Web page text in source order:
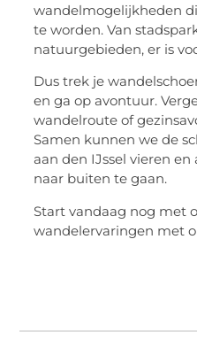
wandelmogelijkheden
te worden. Van
natuurgebieden, er is
Dus trek je
en ga op avontuur.
wandelroute of
Samen kunnen we de
aan den IJssel vieren
naar buiten te gaan.
Start vandaag nog met
wandelervaringen met